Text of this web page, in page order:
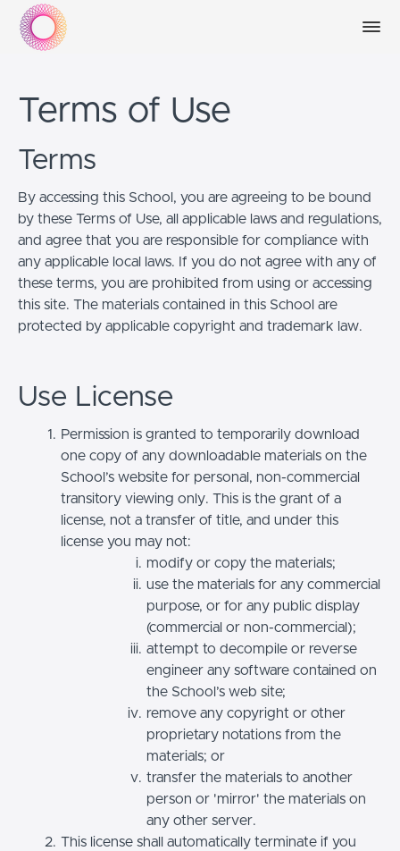
Terms of Use
Terms
By accessing this School, you are agreeing to be bound
by these Terms of Use, all applicable laws and regulations,
and agree that you are responsible for compliance with
any applicable local laws. If you do not agree with any of
these terms, you are prohibited from using or accessing
this site. The materials contained in this School are
protected by applicable copyright and trademark law.
Use License
Permission is granted to temporarily download
one copy of any downloadable materials on the
School’s website for personal, non-commercial
transitory viewing only. This is the grant of a
license, not a transfer of title, and under this
license you may not:
modify or copy the materials;
use the materials for any commercial
purpose, or for any public display
(commercial or non-commercial);
attempt to decompile or reverse
engineer any software contained on
the School’s web site;
remove any copyright or other
proprietary notations from the
materials; or
transfer the materials to another
person or 'mirror' the materials on
any other server.
This license shall automatically terminate if you